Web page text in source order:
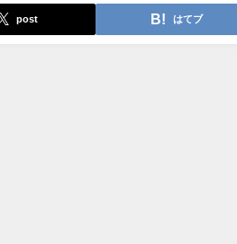
post はてブ